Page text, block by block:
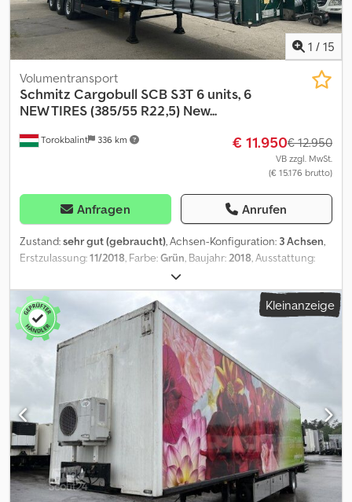
1 / 15
Torokbalint 336 km
Volumentransport
Schmitz Cargobull SCB S3T 6 units, 6
NEW TIRES (385/55 R22,5) New...
€ 11.950€ 12.950
VB zzgl. MwSt.
(€ 15.176 brutto)
Anfragen Anrufen
Zustand:sehr gut (gebraucht), Achsen-Konfiguration: 3 Achsen,
Erstzulassung:11/2018, Farbe:Grün, Baujahr:2018, Ausstattung:
, = Weitere Optionen und Zubehör = - Luftfederung -
Scheibenbremsen Dsdjzclm Topfx Ankokr - Werkzeugkasten =
Anmerkungen = Schmitz Cargobull SCB S3T 6 NEW TIRES 385/55
R22,5 New Tarpaulin New Rims New Slats 6 Units In Stock:
WSM000003301327 WSM000003313855 WSM000003313860
WSM000003313867 WSM000007019134 WSM000007019218 =
Weitere Informationen = Zuladung: 29.137 kg Technischer
Zustand: sehr gut Optischer Zustand: sehr gut Schäden: keines
Kleinanzeige